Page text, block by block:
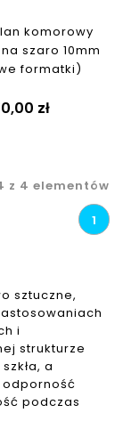
komorowy
szaro 10mm
formatki)
zł
z 4 elementów
1
sztuczne,
i
strukturze
a
podczas